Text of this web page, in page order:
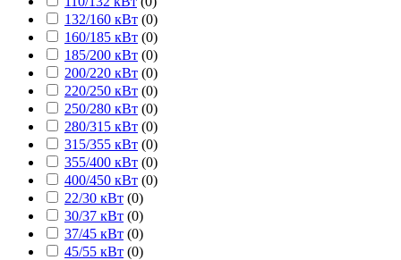
132/160 кВт (0)
160/185 кВт (0)
185/200 кВт (0)
200/220 кВт (0)
220/250 кВт (0)
250/280 кВт (0)
280/315 кВт (0)
315/355 кВт (0)
355/400 кВт (0)
400/450 кВт (0)
22/30 кВт (0)
30/37 кВт (0)
37/45 кВт (0)
45/55 кВт (0)